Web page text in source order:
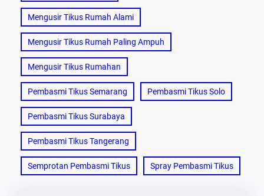
Mengusir Tikus Rumah Alami
Mengusir Tikus Rumah Paling Ampuh
Mengusir Tikus Rumahan
Pembasmi Tikus Semarang Pembasmi Tikus Solo
Pembasmi Tikus Surabaya
Pembasmi Tikus Tangerang
Semprotan Pembasmi Tikus Spray Pembasmi Tikus